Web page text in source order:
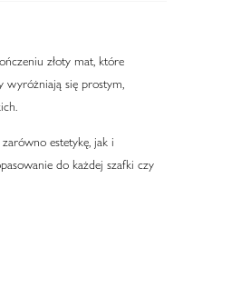
złoty mat, które
wyróżniają się prostym,
estetykę, jak i
do każdej szafki czy